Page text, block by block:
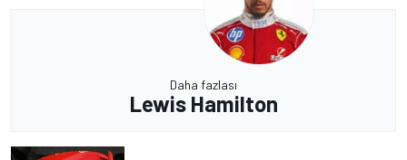
Daha fazlası
Lewis Hamilton